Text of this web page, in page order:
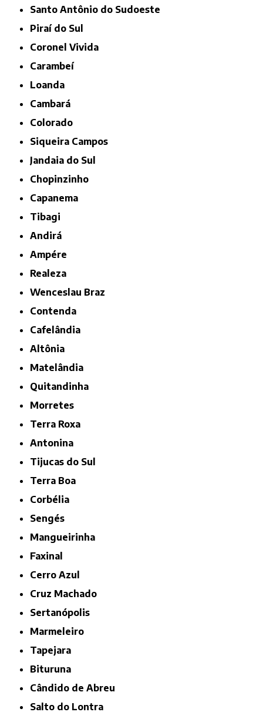
Santo Antônio do Sudoeste
Piraí do Sul
Coronel Vivida
Carambeí
Loanda
Cambará
Colorado
Siqueira Campos
Jandaia do Sul
Chopinzinho
Capanema
Tibagi
Andirá
Ampére
Realeza
Wenceslau Braz
Contenda
Cafelândia
Altônia
Matelândia
Quitandinha
Morretes
Terra Roxa
Antonina
Tijucas do Sul
Terra Boa
Corbélia
Sengés
Mangueirinha
Faxinal
Cerro Azul
Cruz Machado
Sertanópolis
Marmeleiro
Tapejara
Bituruna
Cândido de Abreu
Salto do Lontra